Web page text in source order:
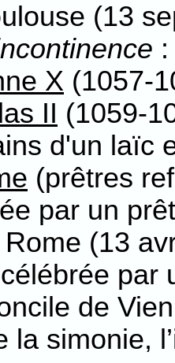
(13
X (1057-
II (1059-
d'un laïc
(prêtres
par un
(13
par
de
la simonie,